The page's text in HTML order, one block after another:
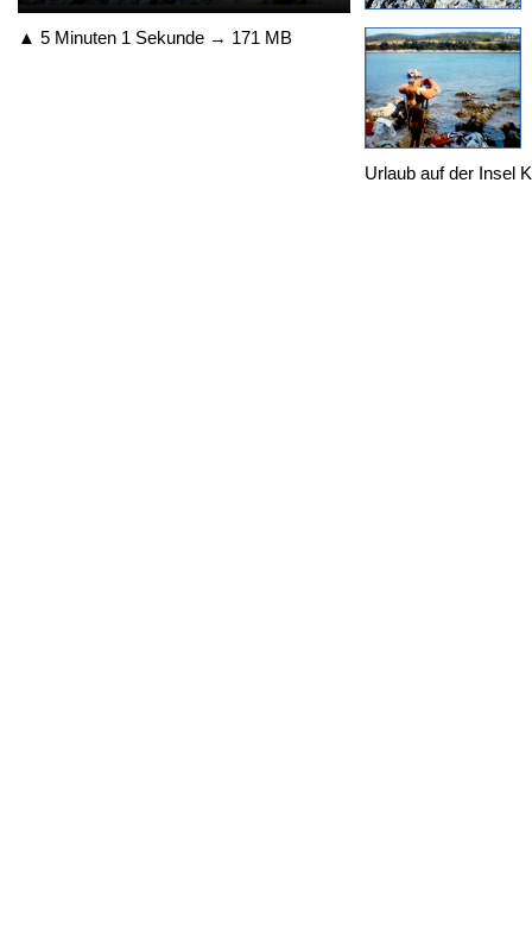
▲ 5 Minuten 1 Sekunde → 171 MB
Urlaub auf der Insel